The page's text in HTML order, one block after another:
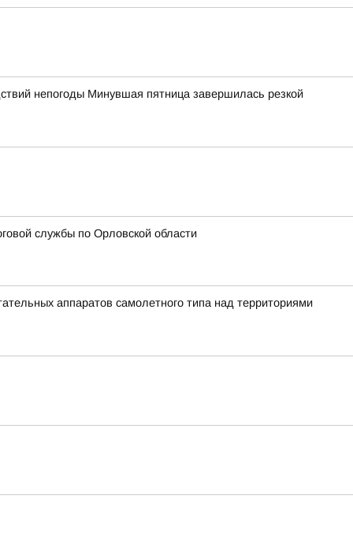
непогоды Минувшая пятница завершилась резкой
службы по Орловской области
аппаратов самолетного типа над территориями